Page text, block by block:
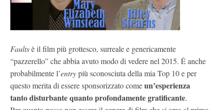
Faultsè il film più grottesco, surreale e genericamente
“pazzerello” che abbia avuto modo di vedere nel 2015. É anche
probabilmente l’entrypiù sconosciuta della mia Top 10 e per
questo merita di essere sponsorizzato comeun’esperienza
tanto disturbante quanto profondamente gratificante.